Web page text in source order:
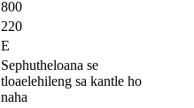
800
220
E
Sephutheloana se
tloaelehileng sa kantle ho
naha